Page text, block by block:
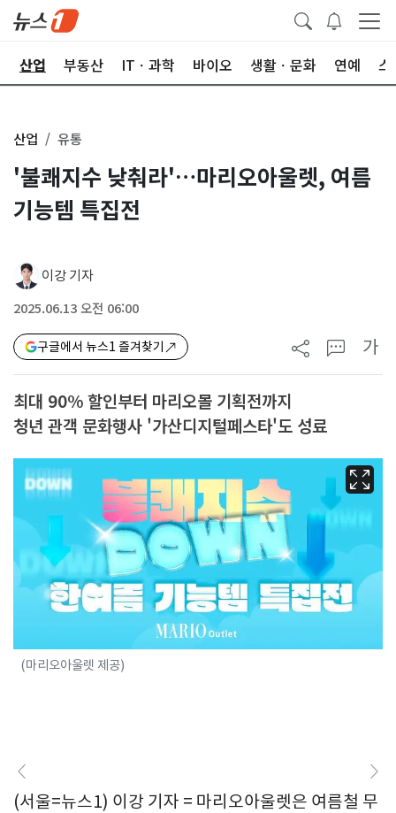
산업 부동산 ITㆍ과학 바이오 생활ㆍ문화 연예 스
산업 유통
'불쾌지수 낮춰라'…마리오아울렛, 여름
기능템 특집전
이강 기자
2025.06.13 오전 06:00
구글에서 뉴스1 즐겨찾기 가
최대 90% 할인부터 마리오몰 기획전까지
청년 관객 문화행사 '가산디지털페스타'도 성료
(마리오아울렛 제공)
(서울=뉴스1) 이강 기자 = 마리오아울렛은 여름철 무